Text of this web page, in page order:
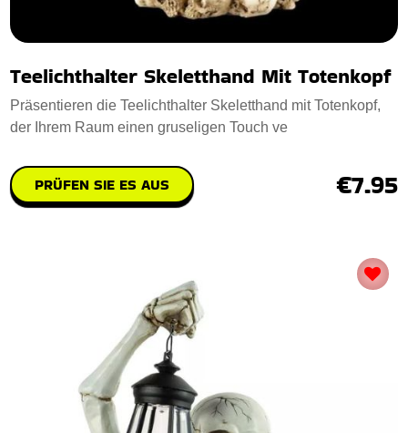
Teelichthalter Skeletthand Mit Totenkopf
Präsentieren die Teelichthalter Skeletthand mit Totenkopf,
der Ihrem Raum einen gruseligen Touch ve
PRÜFEN SIE ES AUS €7.95